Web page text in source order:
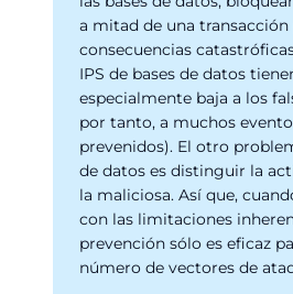
a mitad de una transacción
consecuencias
IPS de bases de datos
especialmente baja a los
por tanto, a muchos
prevenidos). El otro
de datos es distinguir la
la maliciosa. Así que,
con las limitaciones
prevención sólo es eficaz
número de vectores de